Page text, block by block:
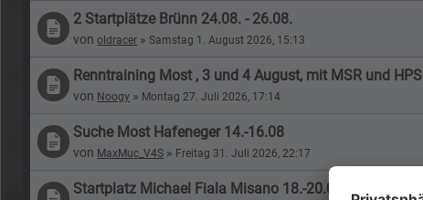
2 Startplätze Brünn 24.08. - 26.08.
vonoldracer » Samstag 1. August 2026, 15:13
Renntraining Most , 3 und 4 August, mit MSR und HPS
von Noogy » Montag 27. Juli 2026, 17:14
Suche Most Hafeneger 14.-16.08
von MaxMuc_V4S » Freitag 31. Juli 2026, 22:17
Startplatz Michael Fiala Misano 18.-20.08.2026